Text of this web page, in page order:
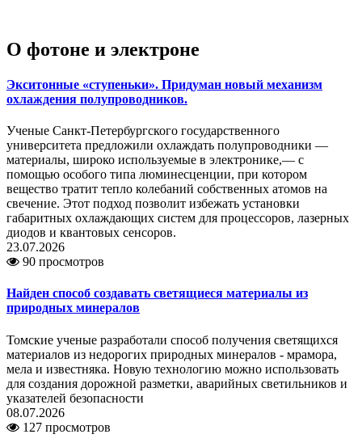
О фотоне и электроне
Экситонные «ступеньки». Придуман новый механизм
охлаждения полупроводников.
Ученые Санкт-Петербургского государственного
университета предложили охлаждать полупроводники —
материалы, широко используемые в электронике,— с
помощью особого типа люминесценции, при котором
вещество тратит тепло колебаний собственных атомов на
свечение. Этот подход позволит избежать установки
габаритных охлаждающих систем для процессоров, лазерных
диодов и квантовых сенсоров.
23.07.2026
90 просмотров
Найден способ создавать светящиеся материалы из
природных минералов
Томские ученые разработали способ получения светящихся
материалов из недорогих природных минералов - мрамора,
мела и известняка. Новую технологию можно использовать
для создания дорожной разметки, аварийных светильников и
указателей безопасности
08.07.2026
127 просмотров